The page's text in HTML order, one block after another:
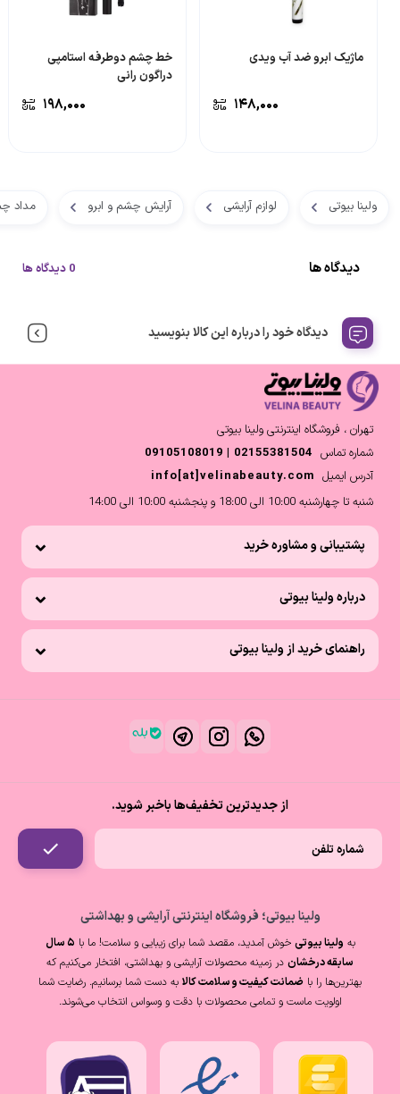
ماژیک ابرو ضد آب ویدی
۱۴۸,۰۰۰
خط چشم دوطرفه استامپی
دراگون رانی
۱۹۸,۰۰۰
ولینا بیوتی لوازم آرایشی آرایش چشم و ابرو مداد
دیدگاه ها 0 دیدگاه ها
دیدگاه خود را درباره این کالا بنویسید
تهران ، فروشگاه اینترنتی ولینا بیوتی
شماره تماس 02155381504 | 09105108019
آدرس ایمیل info[at]velinabeauty.com
شنبه تا چهارشنبه 10:00 الی 18:00 و پنجشنبه 10:00 الی 14:00
پشتیبانی و مشاوره خرید
درباره ولینا بیوتی
راهنمای خرید از ولینا بیوتی
از جدیدترین تخفیف‌ها باخبر شوید.
ولینا بیوتی؛ فروشگاه اینترنتی آرایشی و بهداشتی
به ولینا بیوتی خوش آمدید، مقصد شما برای زیبایی و سلامت! ما با
۵ سال
سابقه درخشان در زمینه محصولات آرایشی و بهداشتی، افتخار می‌کنیم که
بهترین‌ها را با ضمانت کیفیت و سلامت کالا به دست شما برسانیم. رضایت شما
اولویت ماست و تمامی محصولات با دقت و وسواس انتخاب می‌شوند.